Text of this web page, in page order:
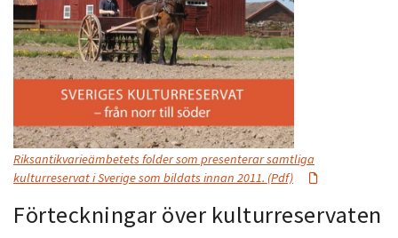
Riksantikvarieämbetets folder som presenterar samtliga
kulturreservat i Sverige som bildats innan 2011. (Pdf)
Förteckningar över kulturreservaten